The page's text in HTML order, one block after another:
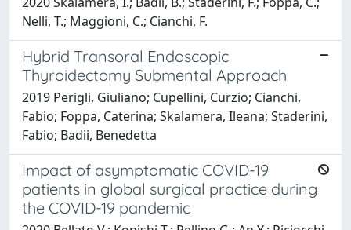
Nelli, T.; Maggioni, C.; Cianchi, F.
Hybrid Transoral Endoscopic
Thyroidectomy Submental Approach
2019 Perigli, Giuliano; Cupellini, Curzio; Cianchi,
Fabio; Foppa, Caterina; Skalamera, Ileana; Staderini,
Fabio; Badii, Benedetta
Impact of asymptomatic COVID-19
patients in global surgical practice during
the COVID-19 pandemic